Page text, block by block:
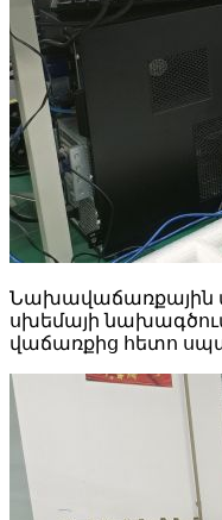
Նախավաճառքային
սխեմայի
վաճառքից հետո